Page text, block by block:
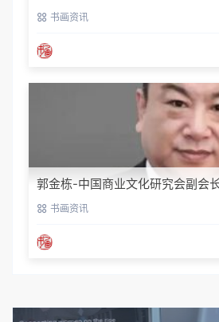
书画资讯
郭金栋-中国商业文化研究会副会
书画资讯